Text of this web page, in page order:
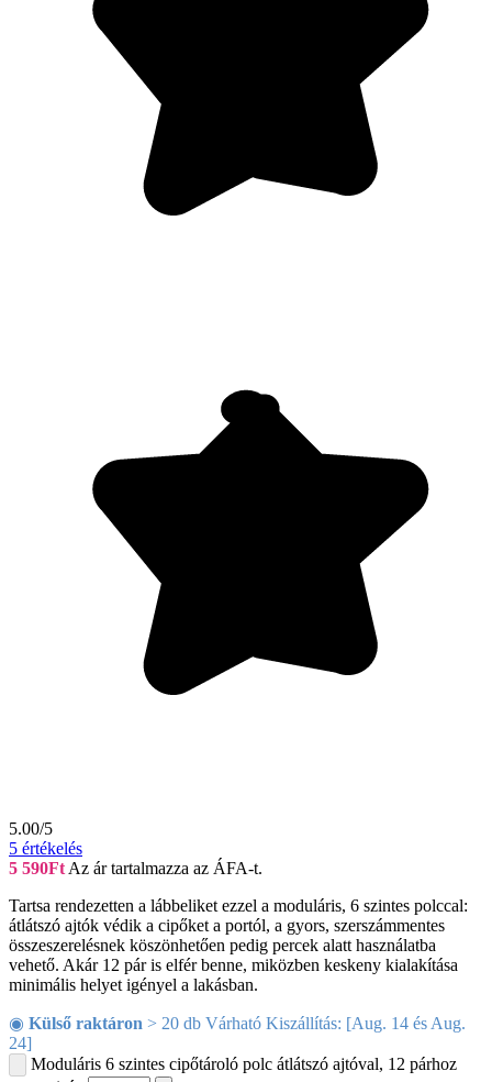
5.00/5
5 értékelés
5 590Ft Az ár tartalmazza az ÁFA-t.
Tartsa rendezetten a lábbeliket ezzel a moduláris, 6 szintes polccal:
átlátszó ajtók védik a cipőket a portól, a gyors, szerszámmentes
összeszerelésnek köszönhetően pedig percek alatt használatba
vehető. Akár 12 pár is elfér benne, miközben keskeny kialakítása
minimális helyet igényel a lakásban.
◉ Külső raktáron > 20 db Várható Kiszállítás: [Aug. 14 és Aug.
24]
Moduláris 6 szintes cipőtároló polc átlátszó ajtóval, 12 párhoz